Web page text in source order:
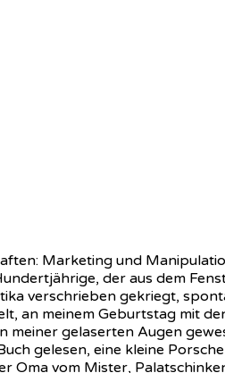
Marketing und
der aus dem
verschrieben gekriegt,
an meinem Geburtstag mit
gelaserten Augen
gelesen, eine kleine
vom Mister,